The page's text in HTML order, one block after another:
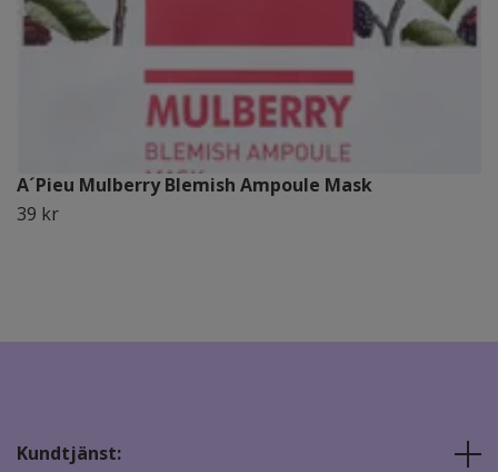
A´Pieu Mulberry Blemish Ampoule Mask
39 kr
Kundtjänst: